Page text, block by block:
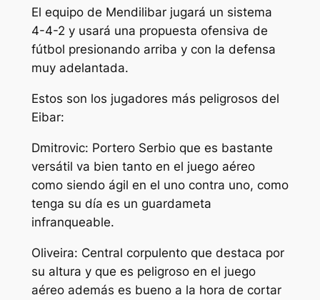
El equipo de Mendilibar jugará un sistema
4-4-2 y usará una propuesta ofensiva de
fútbol presionando arriba y con la defensa
muy adelantada.
Estos son los jugadores más peligrosos del
Eibar:
Dmitrovic: Portero Serbio que es bastante
versátil va bien tanto en el juego aéreo
como siendo ágil en el uno contra uno, como
tenga su día es un guardameta
infranqueable.
Oliveira: Central corpulento que destaca por
su altura y que es peligroso en el juego
aéreo además es bueno a la hora de cortar